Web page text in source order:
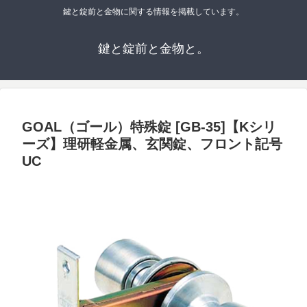
鍵と錠前と金物に関する情報を掲載しています。
鍵と錠前と金物と。
GOAL（ゴール）特殊錠 [GB-35]【Kシリ
ーズ】理研軽金属、玄関錠、フロント記号
UC